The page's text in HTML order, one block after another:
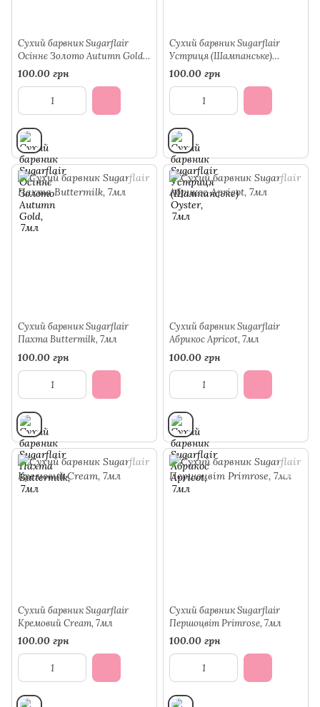
Сухий барвник Sugarflair
Осіннє Золото Autumn Gold,
7мл
100.00 грн
Сухий барвник Sugarflair
Устриця (Шампанське)
Oyster, 7мл
100.00 грн
Сухий барвник Sugarflair
Пахта Buttermilk, 7мл
100.00 грн
Сухий барвник Sugarflair
Абрикос Apricot, 7мл
100.00 грн
Сухий барвник Sugarflair
Кремовий Cream, 7мл
100.00 грн
Сухий барвник Sugarflair
Першоцвіт Primrose, 7мл
100.00 грн